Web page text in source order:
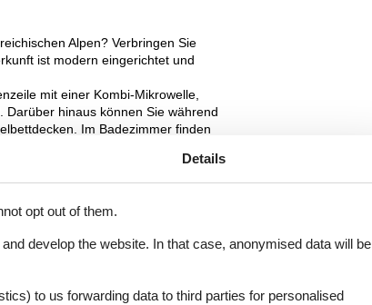
Alpen? Verbringen Sie
ist modern eingerichtet und
mit einer Kombi-Mikrowelle,
hinaus können Sie während
Im Badezimmer finden
zu einem eigenen Balkon oder
dem Parkplatz direkt vor dem Hotel
einem Ruheraum und einem
mit einer spezifischen Lage
einer Präferenz kann ein
aber nur zur
Details
opt out of them.
develop the website. In that case, anonymised data will be
to us forwarding data to third parties for personalised